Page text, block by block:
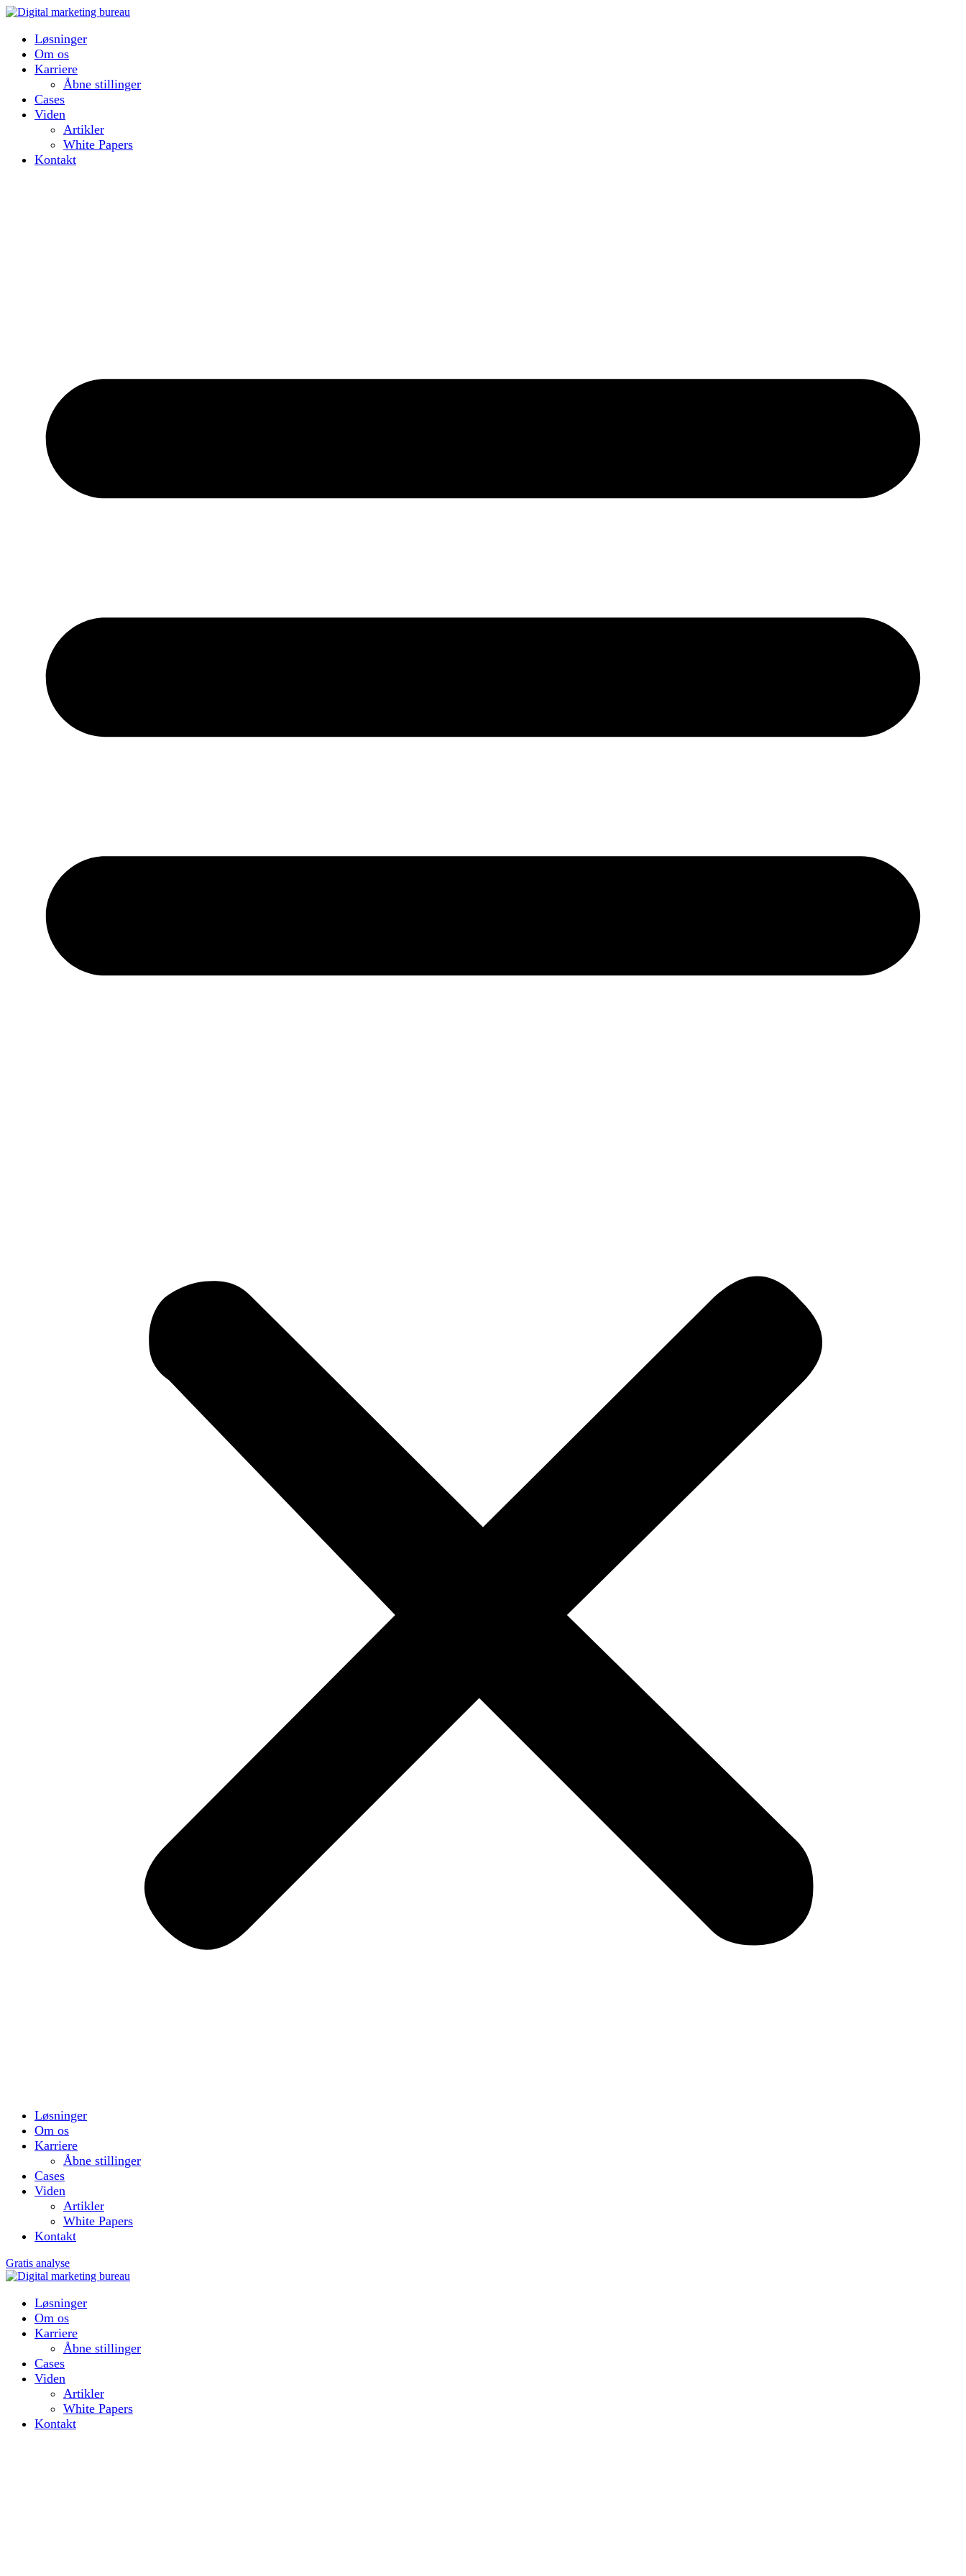
Løsninger
Om os
Karriere
Åbne stillinger
Cases
Viden
Artikler
White Papers
Kontakt
Løsninger
Om os
Karriere
Åbne stillinger
Cases
Viden
Artikler
White Papers
Kontakt
Gratis analyse
Løsninger
Om os
Karriere
Åbne stillinger
Cases
Viden
Artikler
White Papers
Kontakt